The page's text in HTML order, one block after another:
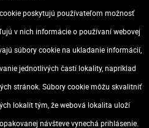
používaní alebo 15 dní v
nabitie
380 rôznych ciferníkov hodiniek
Hungary Kft.
80., Maďarsko
poskytujú používateľom možnosť
v nich informácie o používaní webovej
súbory cookie na ukladanie informácií,
jednotlivých častí lokality, napríklad
stránok. Súbory cookie môžu skvalitniť
lokalít tým, že webová lokalita uloží
návšteve vynechá prihlásenie.